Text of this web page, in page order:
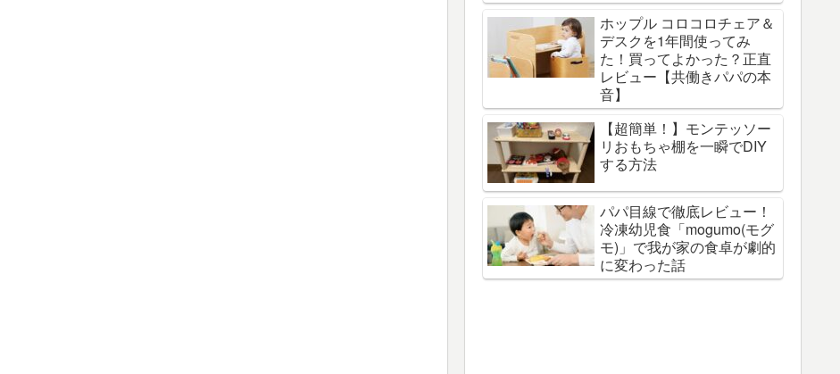
ホップル コロコロチェア＆
デスクを1年間使ってみ
た！買ってよかった？正直
レビュー【共働きパパの本
音】
【超簡単！】モンテッソー
リおもちゃ棚を一瞬でDIY
する方法
パパ目線で徹底レビュー！
冷凍幼児食「mogumo(モグ
モ)」で我が家の食卓が劇的
に変わった話